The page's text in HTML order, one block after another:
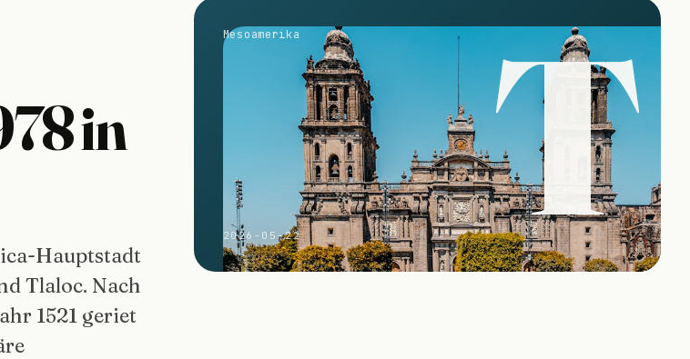
in
Hauptstadt
Tlaloc. Nach
1521 geriet
Mesoamerika T
2026-05-22